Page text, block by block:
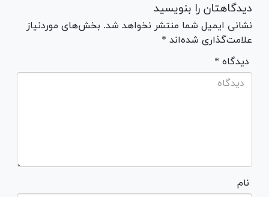
دیدگاهتان را بنویسید
نشانی ایمیل شما منتشر نخواهد شد. بخش‌های موردنیاز
علامت‌گذاری شده‌اند *
* دیدگاه
نام